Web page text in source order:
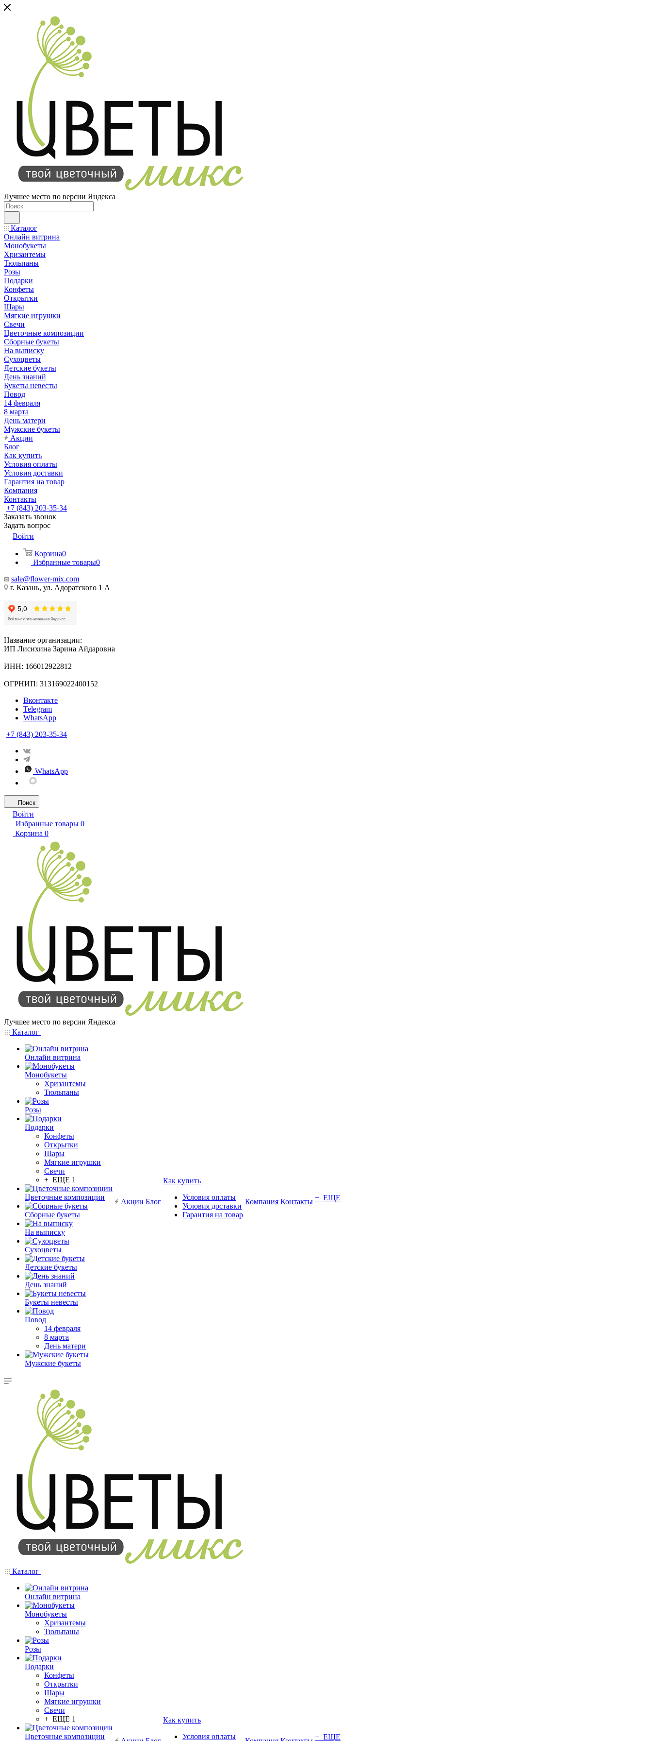
Лучшее место по версии Яндекса
Каталог
Онлайн витрина
Монобукеты
Хризантемы
Тюльпаны
Розы
Подарки
Конфеты
Открытки
Шары
Мягкие игрушки
Свечи
Цветочные композиции
Сборные букеты
На выписку
Сухоцветы
Детские букеты
День знаний
Букеты невесты
Повод
14 февраля
8 марта
День матери
Мужские букеты
Акции
Блог
Как купить
Условия оплаты
Условия доставки
Гарантия на товар
Компания
Контакты
+7 (843) 203-35-34
Заказать звонок
Задать вопрос
Войти
Корзина0
Избранные товары0
sale@flower-mix.com
г. Казань, ул. Адоратского 1 А
Название организации:
ИП Лисихина Зарина Айдаровна
ИНН: 166012922812
ОГРНИП: 313169022400152
Вконтакте
Telegram
WhatsApp
+7 (843) 203-35-34
WhatsApp
Поиск
Войти
Избранные товары 0
Корзина 0
Лучшее место по версии Яндекса
Каталог
Онлайн витрина
Монобукеты
Хризантемы
Тюльпаны
Розы
Подарки
Конфеты
Открытки
Шары
Мягкие игрушки
Свечи
+ ЕЩЕ 1
Цветочные композиции
Сборные букеты
На выписку
Сухоцветы
Детские букеты
День знаний
Букеты невесты
Повод
14 февраля
8 марта
День матери
Мужские букеты
Акции Блог
Как купить
Условия оплаты
Условия доставки
Гарантия на товар
Компания Контакты + ЕЩЕ
Каталог
Онлайн витрина
Монобукеты
Хризантемы
Тюльпаны
Розы
Подарки
Конфеты
Открытки
Шары
Мягкие игрушки
Свечи
+ ЕЩЕ 1
Цветочные композиции
Как купить
Условия оплаты
+ ЕЩЕ